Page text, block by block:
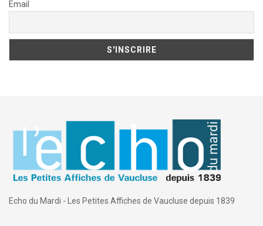
Email
Echo du Mardi - Les Petites Affiches de Vaucluse depuis 1839